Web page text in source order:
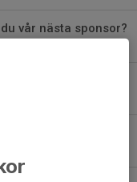
vår nästa sponsor?